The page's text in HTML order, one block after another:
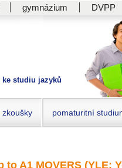
gymnázium DVPP
studiu jazyků
zkoušky pomaturitní
to A1 MOVERS (YLE: